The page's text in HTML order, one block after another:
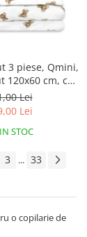
3 piese, Qmini,
120x60 cm, cu
laterala, din
Teddy Toys
Lei
Lei
IN STOC
3 ... 33
o copilarie de